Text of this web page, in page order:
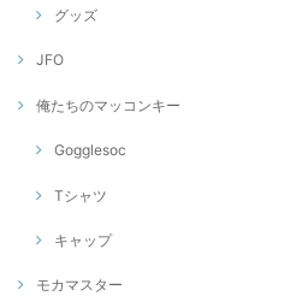
グッズ
JFO
俺たちのマッコンキー
Gogglesoc
Tシャツ
キャップ
モカマスター